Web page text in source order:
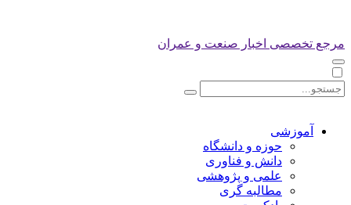
مرجع تخصصی اخبار صنعت و عمران
آموزشی
حوزه و دانشگاه
دانش و فناوری
علمی و پژوهشی
مطالبه گری